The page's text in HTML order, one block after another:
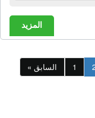
المزيد
« السابق 1